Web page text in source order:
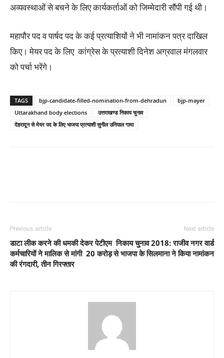
अव्यवस्थाओं से बचने के लिए कार्यकर्ताओं को जिम्मेदारी सौंपी गई थी।
महापौर पद व पार्षद पद के कई प्रत्याशियों ने भी नामांकन पत्र दाखिल
किए। मेयर पद के लिए कांग्रेस के प्रत्याशी दिनेश अग्रवाल मंगलवार
को पर्चा भरेंगे।
TAGS bjp-candidate-filled-nomination-from-dehradun
bjp-mayer
Uttarakhand body elections
उत्तराखण्ड निकाय चुनाव
देहरादून से मेयर पद के लिए भाजपा प्रत्याशी सुनील उनियाल गामा
Previous article
डाटा लीक करने की धमकी देकर पेटीएम
कर्मचारियों ने मालिक से मांगी 20 करोड़
की रंगदारी, तीन गिरफ्तार
Next article
निकाय चुनाव 2018: राजीव नगर वार्ड
से भाजपा के सिलमाना ने किया नामांकन